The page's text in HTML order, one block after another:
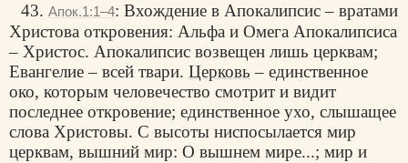
43.Апок.1:1–4: Вхождение в Апокалипсис – вратами
Христова откровения: Альфа и Омега Апокалипсиса
– Христос. Апокалипсис возвещен лишь церквам;
Евангелие – всей твари. Церковь – единственное
око, которым человечество смотрит и видит
последнее откровение; единственное ухо, слышащее
слова Христовы. С высоты ниспосылается мир
церквам, вышний мир: О вышнем мире...; мир и